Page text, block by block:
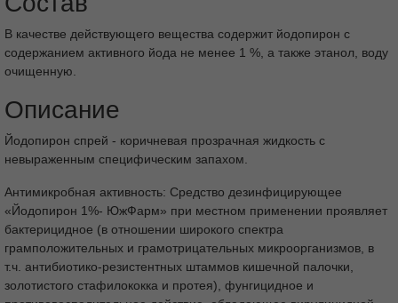
Состав
В качестве действующего вещества содержит йодопирон с
содержанием активного йода не менее 1 %, а также этанол, воду
очищенную.
Описание
Йодопирон спрей - коричневая прозрачная жидкость с
невыраженным специфическим запахом.
Антимикробная активность: Средство дезинфицирующее
«Йодопирон 1%- ЮжФарм» при местном применении проявляет
бактерицидное (в отношении широкого спектра
грамположительных и грамотрицательных микроорганизмов, в
т.ч. антибиотико-резистентных штаммов кишечной палочки,